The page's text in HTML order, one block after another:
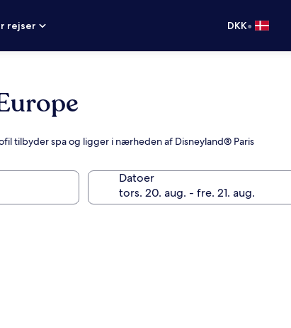
rejser
DKK•
tilbyder spa og ligger i nærheden af Disneyland® Paris
Datoer